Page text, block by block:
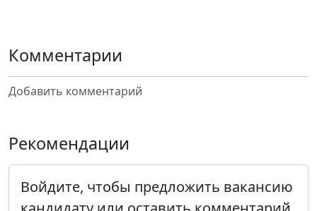
Комментарии
Добавить комментарий
Рекомендации
Войдите, чтобы предложить вакансию